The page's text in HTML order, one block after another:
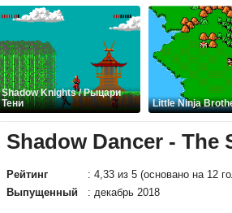
Shadow Knights / Рыцари
Тени
Little Ninja
Shadow Dancer - The
Рейтинг
: 4,33 из 5 (основано на 12
Выпущенный
: декабрь 2018